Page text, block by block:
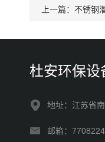
上一篇： 不锈钢
杜安环保设
地址：江苏省
邮箱：